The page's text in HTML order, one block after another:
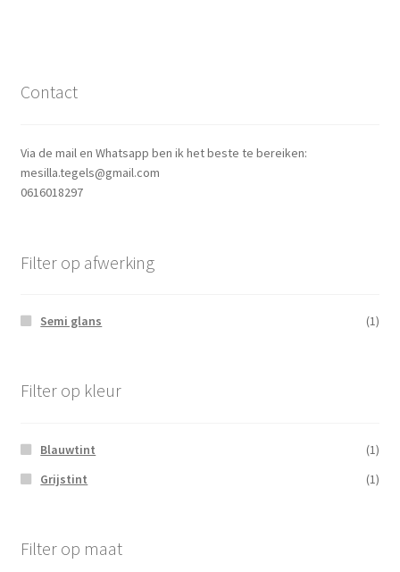
Contact
Via de mail en Whatsapp ben ik het beste te bereiken:
mesilla.tegels@gmail.com
0616018297
Filter op afwerking
Semi glans (1)
Filter op kleur
Blauwtint
(1)
Grijstint
(1)
Filter op maat